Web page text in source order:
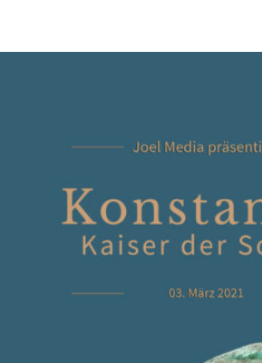
„Konstantin –
März
Christopher Kramp
24. Februar 2021
Vor genau 1700 Jahren erließ Kaiser
Nachwirkungen sind bis zu heutigen
großer Bedeutung sein: Das Gesetz
Weltgeschichte aber auch ein Symbol
heute gilt seine Regierung als